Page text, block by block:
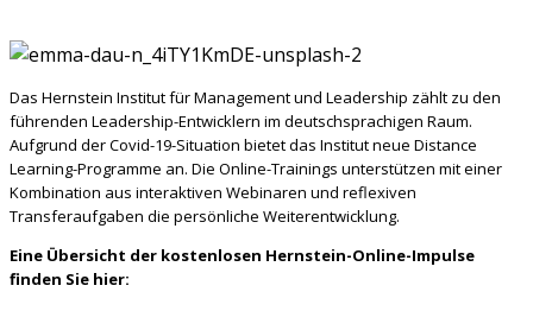
Das Hernstein Institut für Management und Leadership zählt zu den
führenden Leadership-Entwicklern im deutschsprachigen Raum.
Aufgrund der Covid-19-Situation bietet das Institut neue Distance
Learning-Programme an. Die Online-Trainings unterstützen mit einer
Kombination aus interaktiven Webinaren und reflexiven
Transferaufgaben die persönliche Weiterentwicklung.
Eine Übersicht der kostenlosen Hernstein-Online-Impulse
finden Sie hier: